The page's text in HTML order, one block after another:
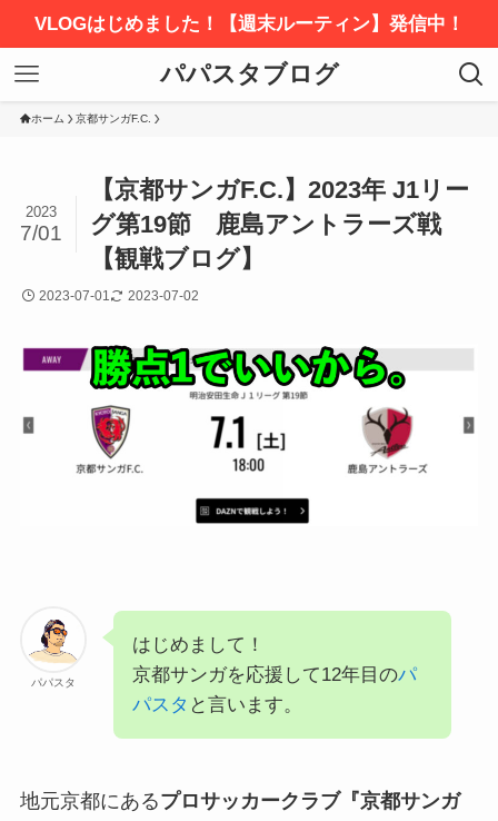
VLOGはじめました！【週末ルーティン】発信中！
パパスタブログ
ホーム 京都サンガF.C.
【京都サンガF.C.】2023年 J1リー
グ第19節 鹿島アントラーズ戦
【観戦ブログ】
2023
7/01
2023-07-01 2023-07-02
パパスタ
はじめまして！
京都サンガを応援して12年目のパ
パスタ と言います。
地元京都にあるプロサッカークラブ『京都サンガ